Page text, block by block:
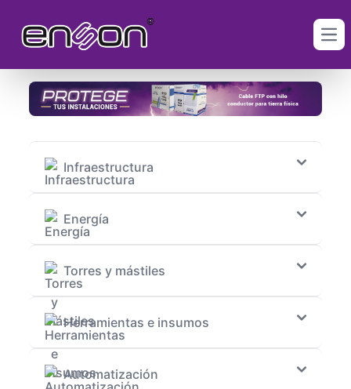
Infraestructura
Energía
Torres y mástiles
Herramientas e insumos
Automatización